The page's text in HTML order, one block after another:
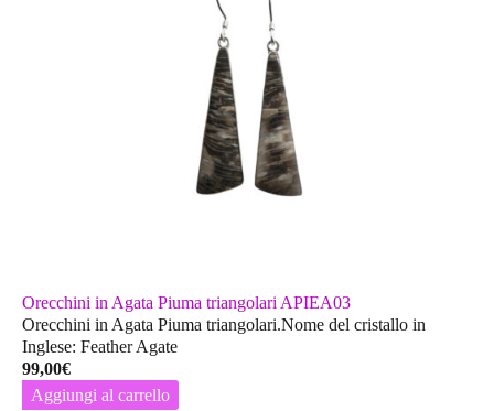
Orecchini in Agata Piuma triangolari APIEA03
Orecchini in Agata Piuma triangolari.Nome del cristallo in
Inglese: Feather Agate
99,00€
Aggiungi al carrello